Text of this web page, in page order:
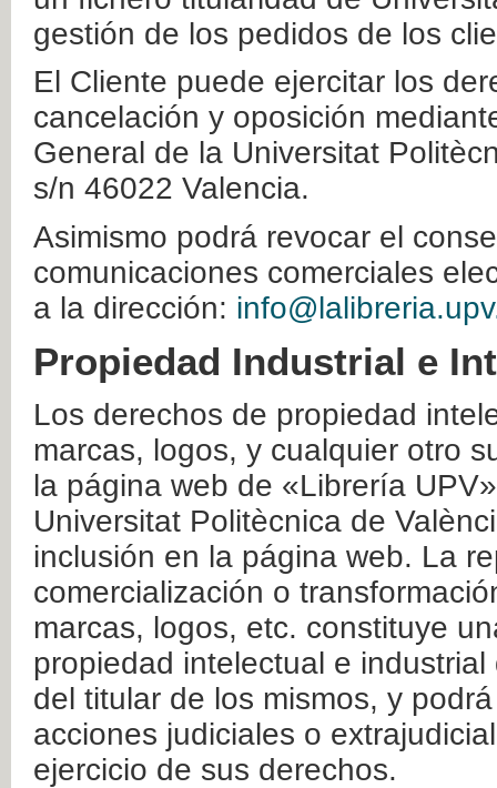
gestión de los pedidos de los
El Cliente puede ejercitar los
cancelación y oposición
General de la Universitat
s/n 46022 Valencia.
Asimismo podrá revocar el
comunicaciones comerciales
a la dirección:
Propiedad Industrial e
Los derechos de propiedad
marcas, logos, y cualquier otro
la página web de «Librería
Universitat Politècnica de
inclusión en la página web. La
comercialización o
marcas, logos, etc. constituye
propiedad intelectual e
del titular de los mismos, y
acciones judiciales o
ejercicio de sus derechos.